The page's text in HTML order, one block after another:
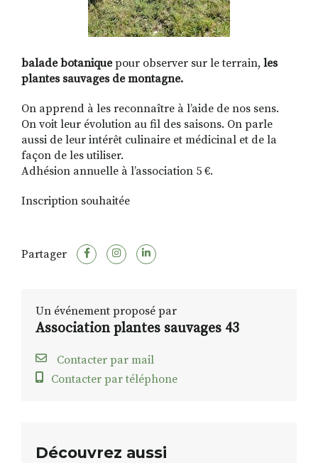
balade botaniquepour observer sur le terrain, les
plantes sauvages de montagne.
On apprend à les reconnaître à l’aide de nos sens.
On voit leur évolution au fil des saisons. On parle
aussi de leur intérêt culinaire et médicinal et de la
façon de les utiliser.
Adhésion annuelle à l’association 5 €.
Inscription souhaitée
Partager
Un événement proposé par
Association plantes sauvages 43
Contacter par mail
Contacter par téléphone
Découvrez aussi